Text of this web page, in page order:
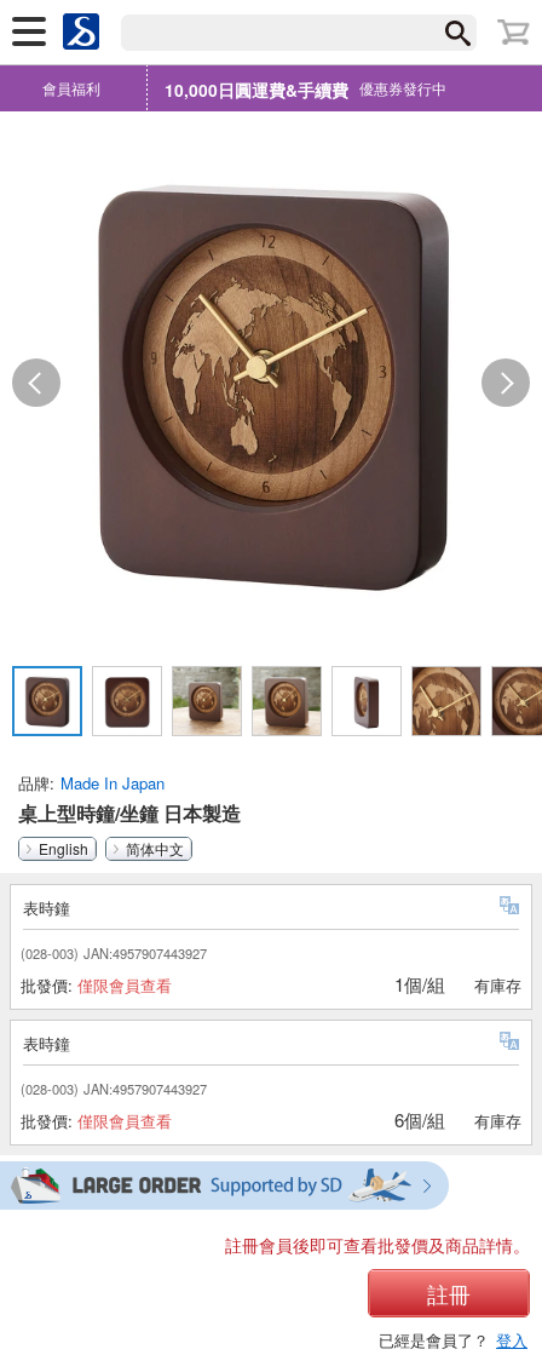
會員福利 10,000日圓運費&手續費 優惠券發行中
品牌 Made In Japan
桌上型時鐘/坐鐘 日本製造
English 简体中文
表時鐘
(028-003) JAN:4957907443927
批發價: 僅限會員查看 1個/組 有庫存
表時鐘
(028-003) JAN:4957907443927
批發價: 僅限會員查看 6個/組 有庫存
註冊會員後即可查看批發價及商品詳情。
註冊
已經是會員了？ 登入